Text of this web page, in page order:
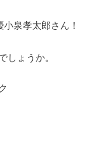
泉孝太郎さん！
しょうか。